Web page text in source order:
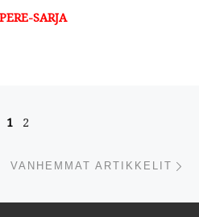
SARJA
1 2
VANHEMMAT ARTIKKELIT